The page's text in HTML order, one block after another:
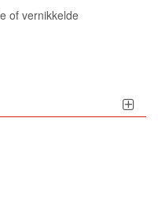
of vernikkelde